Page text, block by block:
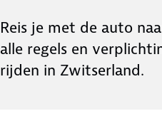
Reis je met de auto
alle regels en
rijden in Zwitserland.